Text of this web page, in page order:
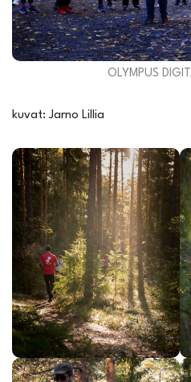
OLYMPUS
kuvat: Jarno Lillia